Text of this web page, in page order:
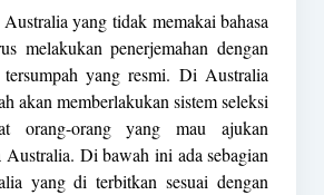
yang tidak memakai bahasa
melakukan penerjemahan dengan
tersumpah yang resmi. Di Australia
akan memberlakukan sistem seleksi
orang-orang yang mau ajukan
Australia. Di bawah ini ada sebagian
yang di terbitkan sesuai dengan